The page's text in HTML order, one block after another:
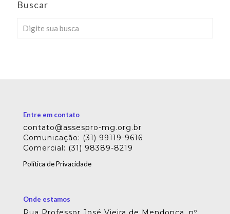
Buscar
Entre em contato
contato@assespro-mg.org.br
Comunicação: (31) 99119-9616
Comercial: (31) 98389-8219
Política de Privacidade
Onde estamos